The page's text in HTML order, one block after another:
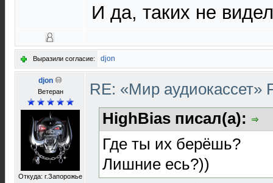
И да, таких не
Выразили согласие: djon
djon
Ветеран
Откуда: г.Запорожье
RE: «Мир аудиокассет»
HighBias писал(а):
Где ты их берёшь?
Лишние есь?))